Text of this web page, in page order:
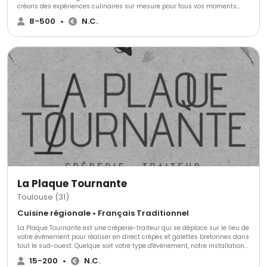
créons des expériences culinaires sur mesure pour tous vos moments
spéciaux, en entreprise comme à la maison.
8-500 • N.C.
La Plaque Tournante
Toulouse (31)
Cuisine régionale • Français Traditionnel
La Plaque Tournante est une crêperie-traiteur qui se déplace sur le lieu de
votre événement pour réaliser en direct crêpes et galettes bretonnes dans
tout le sud-ouest. Quelque soit votre type d'événement, notre installation
rapide et légère s'adaptera à votre événement. La confection en direct
devant vos convives suscitera convivialité et curiosité autour de notre
15-200 • N.C.